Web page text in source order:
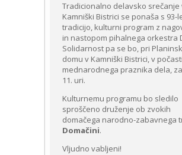
Tradicionalno delavsko srečanje
Kamniški Bistrici se ponaša s 93-
tradicijo, kulturni program z
in nastopom pihalnega orkestra
Solidarnost pa se bo, pri
domu v Kamniški Bistrici, v
mednarodnega praznika dela,
11. uri.
Kulturnemu programu bo sledilo
sproščeno druženje ob zvokih
domačega narodno-zabavnega
Domačini.
Vljudno vabljeni!